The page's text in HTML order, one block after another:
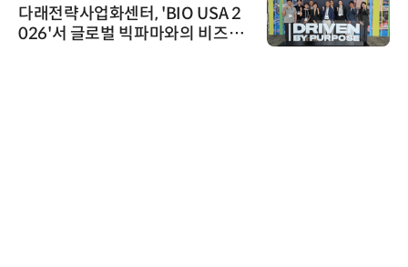
다래전략사업화센터, 'BIO USA 2
026'서 글로벌 빅파마와의 비즈니